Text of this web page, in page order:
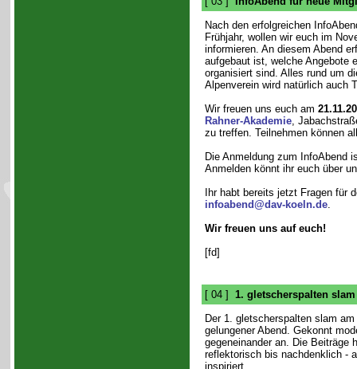
Nach den erfolgreichen
Frühjahr, wollen wir euch im
informieren. An diesem Abend
aufgebaut ist, welche Angebote
organisiert sind. Alles rund um
Alpenverein wird natürlich auch
Wir freuen uns euch am
Rahner-Akademie,
zu treffen. Teilnehmen können
Die Anmeldung zum InfoAbend
Anmelden könnt ihr euch über
Ihr habt bereits jetzt Fragen für
infoabend@dav-koeln.de.
Wir freuen uns auf euch!
[fd]
[ 04 ] 1. gletscherspalten slam
Der 1. gletscherspalten slam
gelungener Abend. Gekonnt
gegeneinander an. Die Beiträge
reflektorisch bis nachdenklich -
inspiriert.